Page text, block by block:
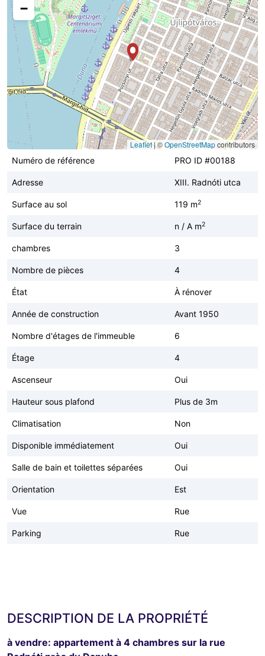
−
Leaflet|©OpenStreetMapcontributors
Numéro de référence
PRO ID #00188
Adresse XIII. Radnóti utca
Surface au sol 119 m2
Surface du terrain n / A m2
chambres 3
Nombre de pièces 4
État À rénover
Année de construction Avant 1950
Nombre d'étages de l'immeuble 6
Étage 4
Ascenseur Oui
Hauteur sous plafond Plus de 3m
Climatisation Non
Disponible immédiatement Oui
Salle de bain et toilettes séparées Oui
Orientation Est
Vue Rue
Parking Rue
DESCRIPTION DE LA PROPRIÉTÉ
à vendre: appartement à 4 chambres sur la rue